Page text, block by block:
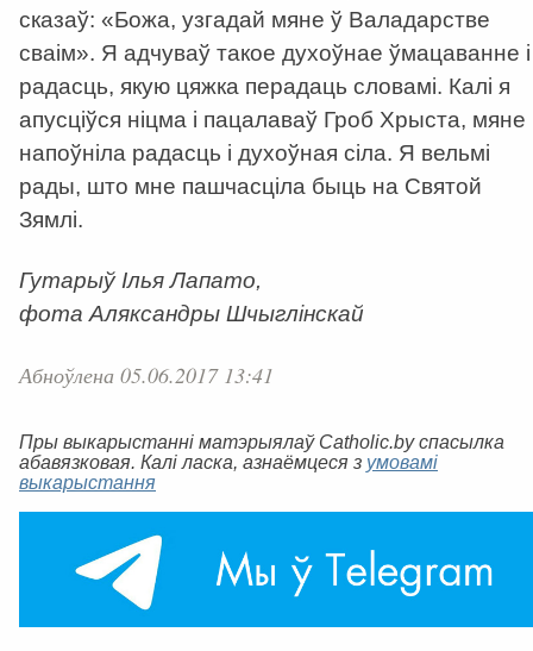
сказаў: «Божа, узгадай мяне ў Валадарстве
сваім». Я адчуваў такое духоўнае ўмацаванне і
радасць, якую цяжка перадаць словамі. Калі я
апусціўся ніцма і пацалаваў Гроб Хрыста, мяне
напоўніла радасць і духоўная сіла. Я вельмі
рады, што мне пашчасціла быць на Святой
Зямлі.
Гутарыў Ілья Лапато,
фота Аляксандры Шчыглінскай
Абноўлена 05.06.2017 13:41
Пры выкарыстанні матэрыялаў Catholic.by спасылка
абавязковая. Калі ласка, азнаёмцеся з умовамі
выкарыстання